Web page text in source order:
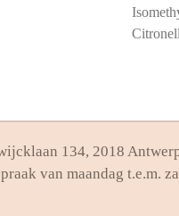
134, 2018
van maandag t.e.m.